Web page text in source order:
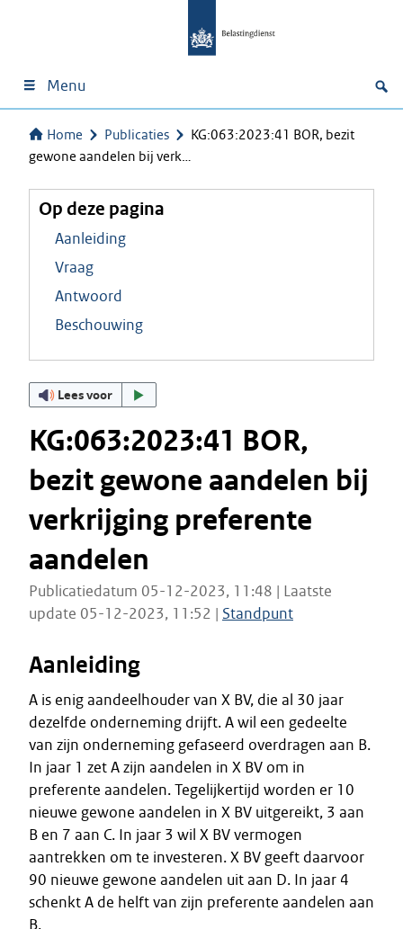
Menu
Home Publicaties
KG:063:2023:41 BOR, bezit
gewone aandelen bij verk…
Op deze pagina
Aanleiding
Vraag
Antwoord
Beschouwing
Lees voor
KG:063:2023:41 BOR,
bezit gewone aandelen bij
verkrijging preferente
aandelen
Publicatiedatum 05-12-2023, 11:48 | Laatste
update 05-12-2023, 11:52 | Standpunt
Aanleiding
A is enig aandeelhouder van X BV, die al 30 jaar
dezelfde onderneming drijft. A wil een gedeelte
van zijn onderneming gefaseerd overdragen aan B.
In jaar 1 zet A zijn aandelen in X BV om in
preferente aandelen. Tegelijkertijd worden er 10
nieuwe gewone aandelen in X BV uitgereikt, 3 aan
B en 7 aan C. In jaar 3 wil X BV vermogen
aantrekken om te investeren. X BV geeft daarvoor
90 nieuwe gewone aandelen uit aan D. In jaar 4
schenkt A de helft van zijn preferente aandelen aan
B.